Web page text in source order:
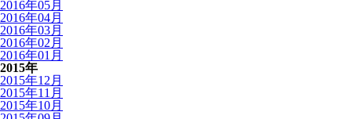
2016年05月
2016年04月
2016年03月
2016年02月
2016年01月
2015年
2015年12月
2015年11月
2015年10月